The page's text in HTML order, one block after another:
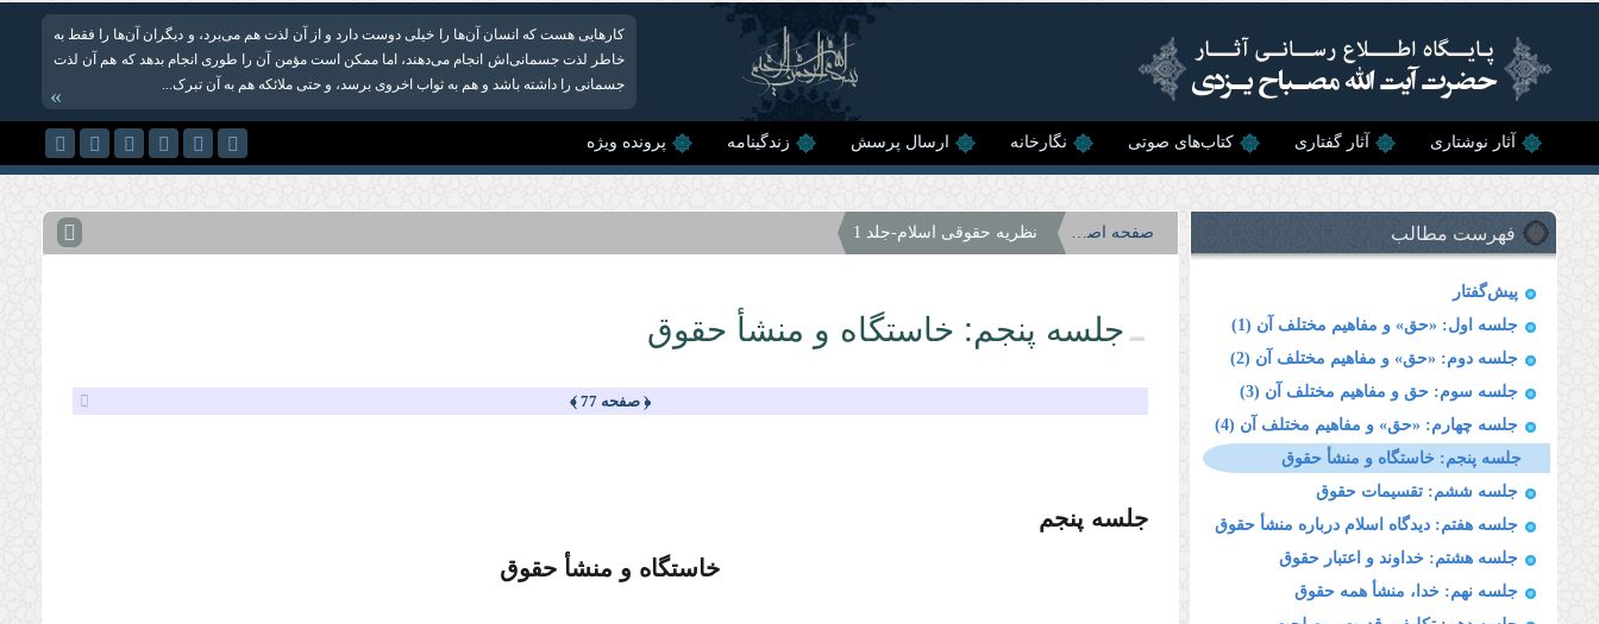
کارهایی هست که انسان آن‌ها را خیلی دوست دارد و از آن‌ لذت هم می‌برد، و دیگران آن‌ها را فقط به
خاطر لذت جسمانی‌اش انجام می‌دهند، اما ممکن است مؤمن آن را طوری انجام بدهد که هم آن لذت
جسمانی را داشته باشد و هم به ثواب اخروی برسد، و حتی ملائکه هم به آن تبرک...
»
آثار نوشتاری آثار گفتاری کتاب‌های صوتی نگارخانه ارسال پرسش زندگینامه پرونده ویژه
فهرست مطالب
پیش‌گفتار
جلسه اول: «حق» و مفاهیم مختلف آن (1)
جلسه دوم: «حق» و مفاهیم مختلف آن (2)
جلسه سوم: حق و مفاهیم مختلف آن (3)
جلسه چهارم: «حق» و مفاهیم مختلف آن (4)
جلسه پنجم: خاستگاه و منشأ حقوق
جلسه ششم: تقسیمات حقوق
جلسه هفتم: دیدگاه اسلام درباره منشأ حقوق
جلسه هشتم: خداوند و اعتبار حقوق
جلسه نهم: خدا، منشأ همه حقوق
صفحه اصلی نظریه حقوقى اسلام-جلد 1
جلسه پنجم: خاستگاه و منشأ حقوق
﴿ صفحه 77 ﴾
جلسه پنجم
خاستگاه و منشأ حقوق